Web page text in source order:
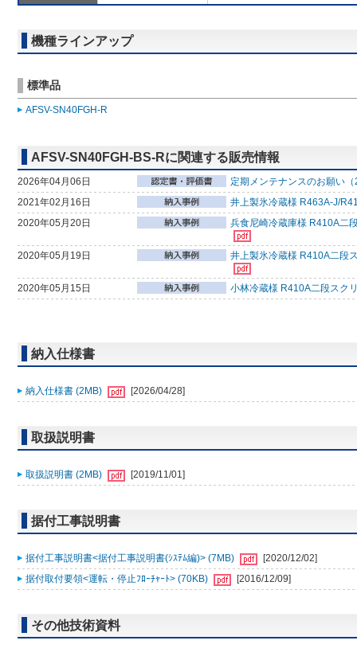
機種ラインアップ
標準品
AFSV-SN40FGH-R
AFSV-SN40FGH-BS-Rに関連する販売情報
2026年04月06日
定期メンテナンスのお願い
2021年02月16日
井上製氷冷蔵様 R463A-J/
2020年05月20日
兵食尼崎冷蔵庫様 R410A二
2020年05月19日 井上製氷冷蔵様 R410A二段
2020年05月15日 小林冷蔵様 R410A二段スク
納入仕様書
納入仕様書 (2MB) [2026/04/28]
取扱説明書
取扱説明書 (2MB) [2019/11/01]
据付工事説明書
据付工事説明書<据付工事説明書(ｼｽﾃﾑ編)> (7MB)
[2020/12/02]
据付取付要領<運転・停止ﾌﾛｰﾁｬｰﾄ> (70KB)
[2016/12/09]
その他技術資料